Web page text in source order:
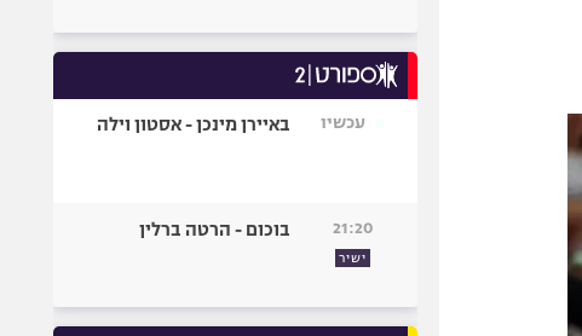
עכשיו באיירן מינכן - אסטון וילה
21:20
ישיר
בוכום - הרטה ברלין